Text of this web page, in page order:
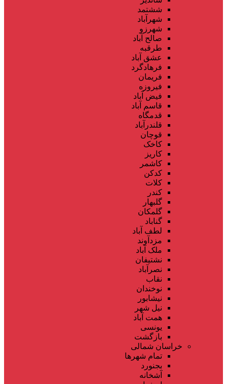
ششتمد
شهرآباد
شهرزو
صالح آباد
طرقبه
عشق آباد
فرهادگرد
فریمان
فیروزه
فیض آباد
قاسم آباد
قدمگاه
قلندرآباد
قوچان
کاخک
کاریز
کاشمر
کدکن
کلات
کندر
گلبهار
گلمکان
گناباد
لطف آباد
مزدآوند
ملک آباد
نشتیفان
نصرآباد
نقاب
نوخندان
نیشابور
نیل شهر
همت آباد
یونسی
بازگشت
خراسان شمالی
تمام شهر‌ها
بجنورد
آشخانه